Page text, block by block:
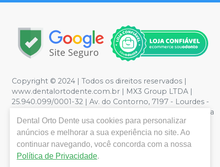
Copyright © 2024 | Todos os direitos reservados |
www.dentalortodente.com.br | MX3 Group LTDA |
25.940.099/0001-32 | Av. do Contorno, 7197 - Lourdes -
Belo Horizonte, MG | Política de Privacidade e Segurança
- Fotos meramente ilustrativas - Os preços e condições
da loja virtual estão sujeitos a alterações. Em caso de
divergência de preços no site, o valor válido é o do
Carrinho de Compra. Não vendemos por atacado, por
Dental Orto Dente usa cookies para personalizar
anúncios e melhorar a sua experiência no site. Ao
continuar navegando, você concorda com a nossa
Política de Privacidade.